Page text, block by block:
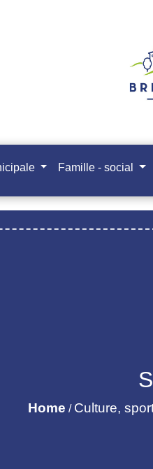
Famille - social
Home / Culture,